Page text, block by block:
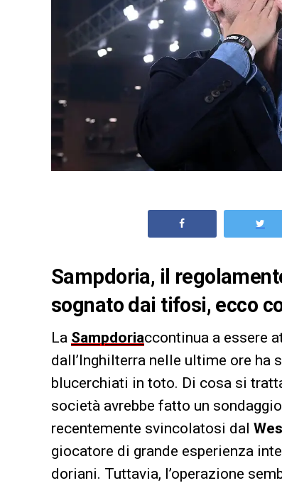
Sampdoria, il
sognato dai tifosi, ecco
La Sampdoriaccontinua a essere
dall’Inghilterra nelle ultime ore
blucerchiati in toto. Di cosa si
società avrebbe fatto un
recentemente svincolatosi dal
giocatore di grande esperienza
doriani. Tuttavia, l’operazione